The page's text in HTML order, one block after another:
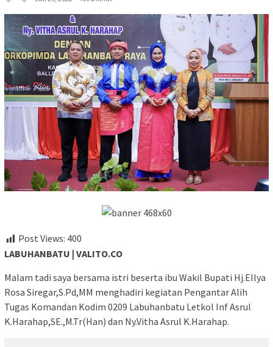
Post Views: 400
LABUHANBATU | VALITO.CO
Malam tadi saya bersama istri beserta ibu Wakil Bupati Hj.Ellya
Rosa Siregar,S.Pd,MM menghadiri kegiatan Pengantar Alih
Tugas Komandan Kodim 0209 Labuhanbatu Letkol Inf Asrul
K.Harahap,SE.,M.Tr(Han) dan Ny.Vitha Asrul K.Harahap.